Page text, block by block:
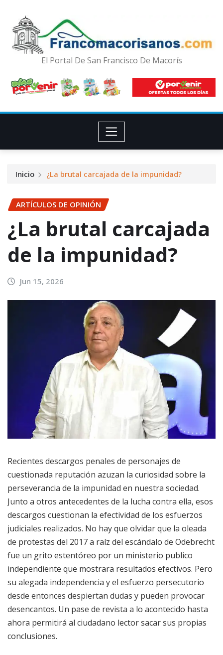
El Portal De San Francisco De Macorís
Inicio ¿La brutal carcajada de la impunidad?
ARTÍCULOS DE OPINIÓN
¿La brutal carcajada
de la impunidad?
Jun 15, 2026
Recientes descargos penales de personajes de
cuestionada reputación azuzan la curiosidad sobre la
perseverancia de la impunidad en nuestra sociedad.
Junto a otros antecedentes de la lucha contra ella, esos
descargos cuestionan la efectividad de los esfuerzos
judiciales realizados. No hay que olvidar que la oleada
de protestas del 2017 a raíz del escándalo de Odebrecht
fue un grito estentóreo por un ministerio publico
independiente que mostrara resultados efectivos. Pero
su alegada independencia y el esfuerzo persecutorio
desde entonces despiertan dudas y pueden provocar
desencantos. Un pase de revista a lo acontecido hasta
ahora permitirá al ciudadano lector sacar sus propias
conclusiones.